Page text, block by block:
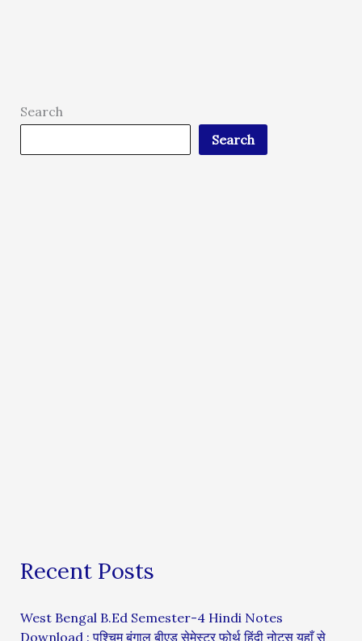
Search
Search
Recent Posts
West Bengal B.Ed Semester-4 Hindi Notes
Download : पश्चिम बंगाल बीएड सेमेस्टर फोर्थ हिंदी नोट्स यहाँ से